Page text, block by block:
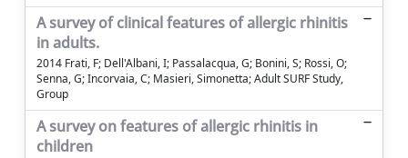
A survey of clinical features of allergic rhinitis
in adults.
2014 Frati, F; Dell'Albani, I; Passalacqua, G; Bonini, S; Rossi, O;
Senna, G; Incorvaia, C; Masieri, Simonetta; Adult SURF Study,
Group
A survey on features of allergic rhinitis in
children